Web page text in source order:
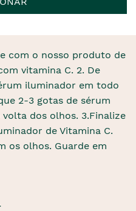
com o nosso produto de
vitamina C. 2. De
iluminador em todo
2-3 gotas de sérum
dos olhos. 3.Finalize
de Vitamina C.
os olhos. Guarde em